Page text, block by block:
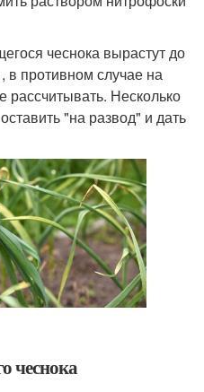
чеснока вырастут до
в противном случае на
Несколько
"на развод" и дать
чеснока